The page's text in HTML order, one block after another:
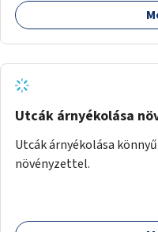
Utcák árnyékolása
Utcák árnyékolása
növényzettel.